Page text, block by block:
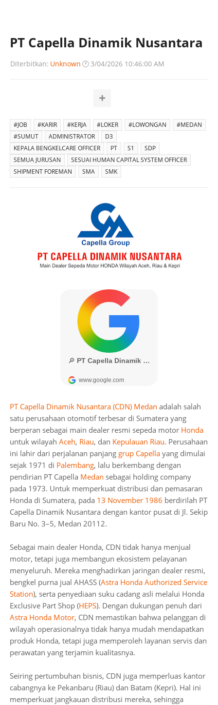
PT Capella Dinamik Nusantara
Diterbitkan: Unknown 🕐 3/04/2026 10:46:00 AM
#JOB #KARIR #KERJA #LOKER #LOWONGAN
#MEDAN
#SUMUT
ADMINISTRATOR
D3
KEPALA BENGKELCARE OFFICER
PT S1
SDP
SEMUA JURUSAN
SESUAI HUMAN CAPITAL SYSTEM OFFICER
SHIPMENT FOREMAN
SMA SMK
PT Capella Dinamik Nusantara (CDN) Medan adalah salah
satu perusahaan otomotif terbesar di Sumatera yang
berperan sebagai main dealer resmi sepeda motor Honda
untuk wilayah Aceh, Riau, dan Kepulauan Riau. Perusahaan
ini lahir dari perjalanan panjang grup Capella yang dimulai
sejak 1971 di Palembang, lalu berkembang dengan
pendirian PT Capella Medan sebagai holding company
pada 1973. Untuk memperkuat distribusi dan pemasaran
Honda di Sumatera, pada 13 November 1986 berdirilah PT
Capella Dinamik Nusantara dengan kantor pusat di Jl. Sekip
Baru No. 3–5, Medan 20112.
Sebagai main dealer Honda, CDN tidak hanya menjual
motor, tetapi juga membangun ekosistem pelayanan
menyeluruh. Mereka menghadirkan jaringan dealer resmi,
bengkel purna jual AHASS (Astra Honda Authorized Service
Station), serta penyediaan suku cadang asli melalui Honda
Exclusive Part Shop (HEPS). Dengan dukungan penuh dari
Astra Honda Motor, CDN memastikan bahwa pelanggan di
wilayah operasionalnya tidak hanya mudah mendapatkan
produk Honda, tetapi juga memperoleh layanan servis dan
perawatan yang terjamin kualitasnya.
Seiring pertumbuhan bisnis, CDN juga memperluas kantor
cabangnya ke Pekanbaru (Riau) dan Batam (Kepri). Hal ini
memperkuat jangkauan distribusi mereka, sehingga